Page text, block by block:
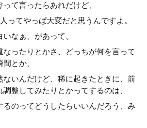
て言ったらあれだけど、
ってやっぱ大変だと思うんですよ。
なぁ、があって、
なったりとかさ、どっちが何を言って
とか、
ないんだけど、稀に起きたときに、前
整してみたりとかってするのは、
るのってどうしたらいいんだろう、み